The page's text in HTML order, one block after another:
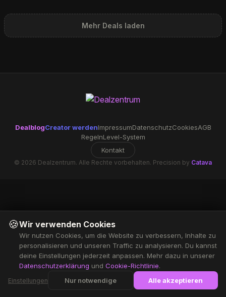
Mehr Deals laden
DealblogCreator werdenImpressumDatenschutzCookiesAGB
RegelnLevel-System
Kontakt
© 2026 Dealzentrum. Alle Rechte vorbehalten. Precision by Catava
🍪Wir verwenden Cookies
Wir nutzen Cookies, um die Website zu verbessern, Inhalte zu
personalisieren und unseren Traffic zu analysieren. Du kannst
deine Einstellungen jederzeit anpassen. Mehr dazu in unserer
Datenschutzerklärung und Cookie-Richtlinie.
Einstellungen Nur notwendige Alle akzeptieren